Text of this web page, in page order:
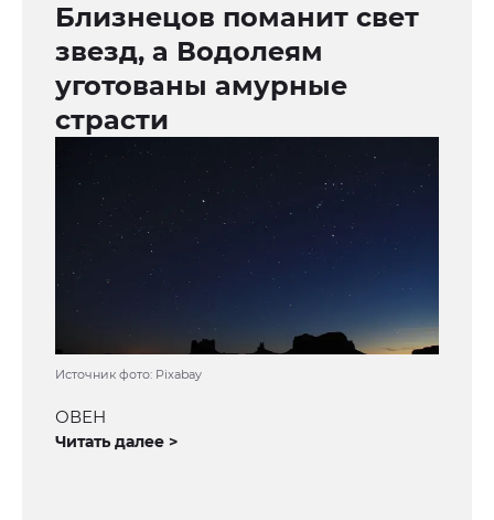
Близнецов поманит свет
звезд, а Водолеям
уготованы амурные
страсти
Источник фото: Pixabay
ОВЕН
Читать далее >